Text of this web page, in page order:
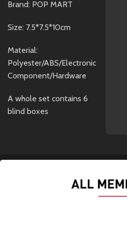
Brand: POP MART
Size: 7.5*7.5*10cm
Material:
Polyester/ABS/Electronic
Component/Hardware
A whole set contains 6
blind boxes